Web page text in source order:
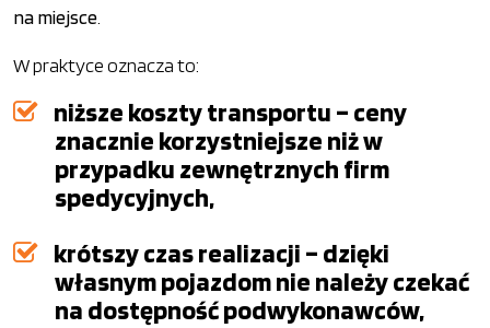
na miejsce.
W praktyce oznacza to:
niższe koszty transportu – ceny
znacznie korzystniejsze niż w
przypadku zewnętrznych firm
spedycyjnych,
krótszy czas realizacji – dzięki
własnym pojazdom nie należy czekać
na dostępność podwykonawców,